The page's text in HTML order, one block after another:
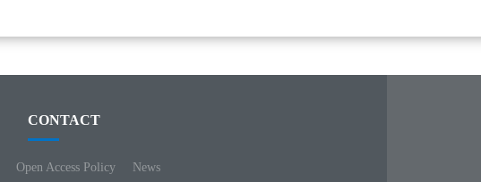
CONTACT
Open Access Policy News